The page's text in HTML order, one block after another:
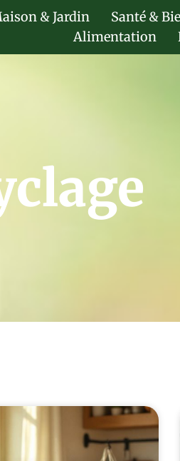
& Jardin
Santé &
Alimentation